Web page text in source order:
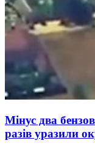
Мінус два
разів уразили